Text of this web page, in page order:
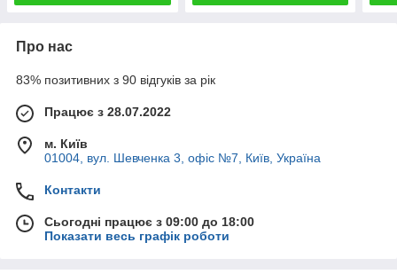
Про нас
83% позитивних з 90 відгуків за рік
Працює з 28.07.2022
м. Київ
01004, вул. Шевченка 3, офіс №7, Київ, Україна
Контакти
Сьогодні працює з 09:00 до 18:00
Показати весь графік роботи